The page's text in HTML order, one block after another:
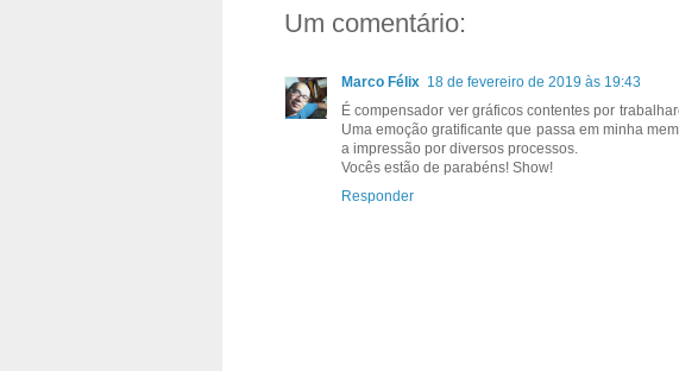
Um comentário:
Marco Félix 18 de fevereiro de 2019 às 19:43
É compensador ver gráficos contentes por
Uma emoção gratificante que passa em minha
a impressão por diversos processos.
Vocês estão de parabéns! Show!
Responder